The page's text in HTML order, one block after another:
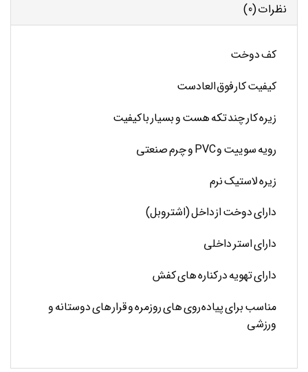
نظرات (0)
کف دوخت
کیفیت کار فوق العادست
زیره کار چند تکه هست و بسیار با کیفیت
رویه سوییت و PVC و چرم صنعتی
زیره لاستیک نرم
دارای دوخت از داخل (اشتروبل)
دارای استر داخلی
دارای تهویه در کناره های کفش
مناسب برای پیاده روی های روزمره و قرار های دوستانه و
ورزشی